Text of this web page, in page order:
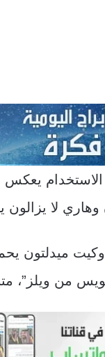
يعكس
وهاري لا
ميدلتون
من ويلز”،